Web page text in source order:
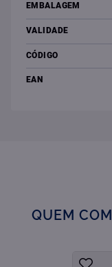
EMBALAGEM
VALIDADE
CÓDIGO
EAN
QUEM